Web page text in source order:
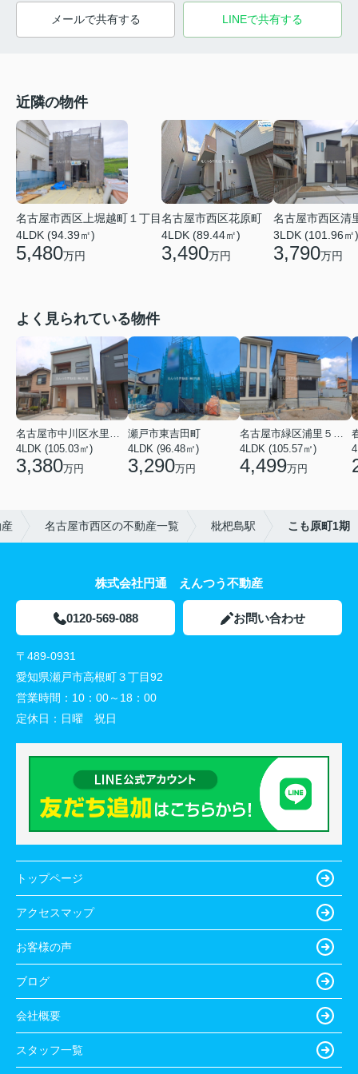
メールで共有する LINEで共有する
近隣の物件
名古屋市西区上堀越町１丁目
4LDK (94.39㎡)
5,480万円
名古屋市西区花原町
4LDK (89.44㎡)
3,490万円
名古屋市西区清
3LDK (101.96㎡)
3,790万円
よく見られている物件
名古屋市中川区水里５丁目
4LDK (105.03㎡)
3,380万円
瀬戸市東吉田町
4LDK (96.48㎡)
3,290万円
名古屋市緑区浦里５丁目
4LDK (105.57㎡)
4,499万円
名古屋市西区の不動産一覧 枇杷島駅 こも原町1期
株式会社円通 えんつう不動産
0120-569-088 お問い合わせ
〒489-0931
愛知県瀬戸市高根町３丁目92
営業時間： 10：00～18：00
定休日： 日曜 祝日
トップページ
アクセスマップ
お客様の声
ブログ
会社概要
スタッフ一覧